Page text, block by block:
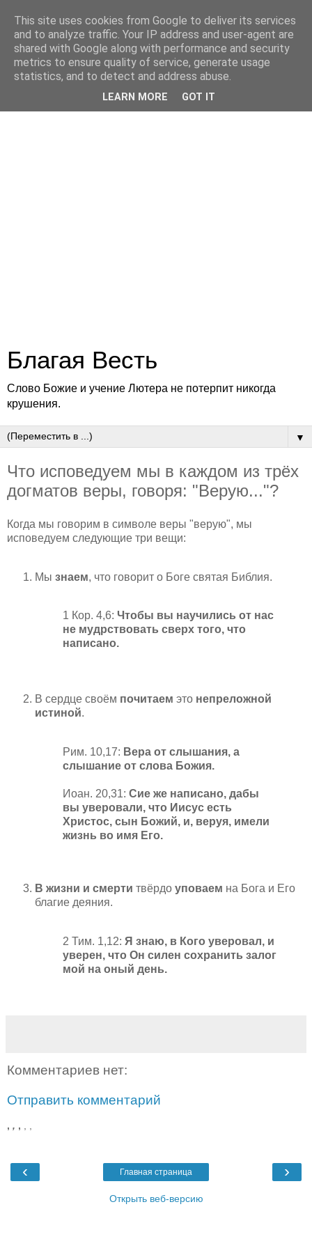
Благая Весть
Слово Божие и учение Лютера не потерпит никогда
крушения.
▼
Что исповедуем мы в каждом из трёх
догматов веры, говоря: "Верую..."?
Когда мы говорим в символе веры "верую", мы
исповедуем следующие три вещи:
Мы знаем, что говорит о Боге святая Библия.
1 Кор. 4,6: Чтобы вы научились от нас
не мудрствовать сверх того, что
написано.
В сердце своём почитаем это непреложной
истиной.
Рим. 10,17: Вера от слышания, а
слышание от слова Божия.
Иоан. 20,31: Сие же написано, дабы
вы уверовали, что Иисус есть
Христос, сын Божий, и, веруя, имели
жизнь во имя Его.
В жизни и смерти твёрдо уповаем на Бога и Его
благие деяния.
2 Тим. 1,12: Я знаю, в Кого уверовал, и
уверен, что Он силен сохранить залог
мой на оный день.
Комментариев нет:
Отправить комментарий
, , ,
‹ ›
Главная страница
Открыть веб-версию
This site uses cookies from Google to deliver its services
and to analyze traffic. Your IP address and user-agent are
shared with Google along with performance and security
metrics to ensure quality of service, generate usage
statistics, and to detect and address abuse.
LEARN MORE GOT IT